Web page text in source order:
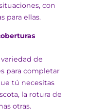
con
para ellas.
de
para completar
tú necesitas
la rotura de
otras.